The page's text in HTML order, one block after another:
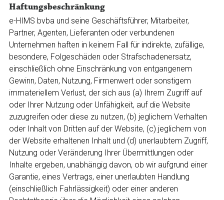
Haftungsbeschränkung
e-HIMS bvba und seine Geschäftsführer, Mitarbeiter,
Partner, Agenten, Lieferanten oder verbundenen
Unternehmen haften in keinem Fall für indirekte, zufällige,
besondere, Folgeschäden oder Strafschadenersatz,
einschließlich ohne Einschränkung von entgangenem
Gewinn, Daten, Nutzung, Firmenwert oder sonstigem
immateriellem Verlust, der sich aus (a) Ihrem Zugriff auf
oder Ihrer Nutzung oder Unfähigkeit, auf die Website
zuzugreifen oder diese zu nutzen, (b) jeglichem Verhalten
oder Inhalt von Dritten auf der Website, (c) jeglichem von
der Website erhaltenen Inhalt und (d) unerlaubtem Zugriff,
Nutzung oder Veränderung Ihrer Übermittlungen oder
Inhalte ergeben, unabhängig davon, ob wir aufgrund einer
Garantie, eines Vertrags, einer unerlaubten Handlung
(einschließlich Fahrlässigkeit) oder einer anderen